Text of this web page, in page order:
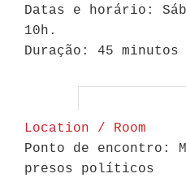
Datas e horário:
10h.
Duração: 45 minutos
Location / Room
Ponto de encontro:
presos políticos